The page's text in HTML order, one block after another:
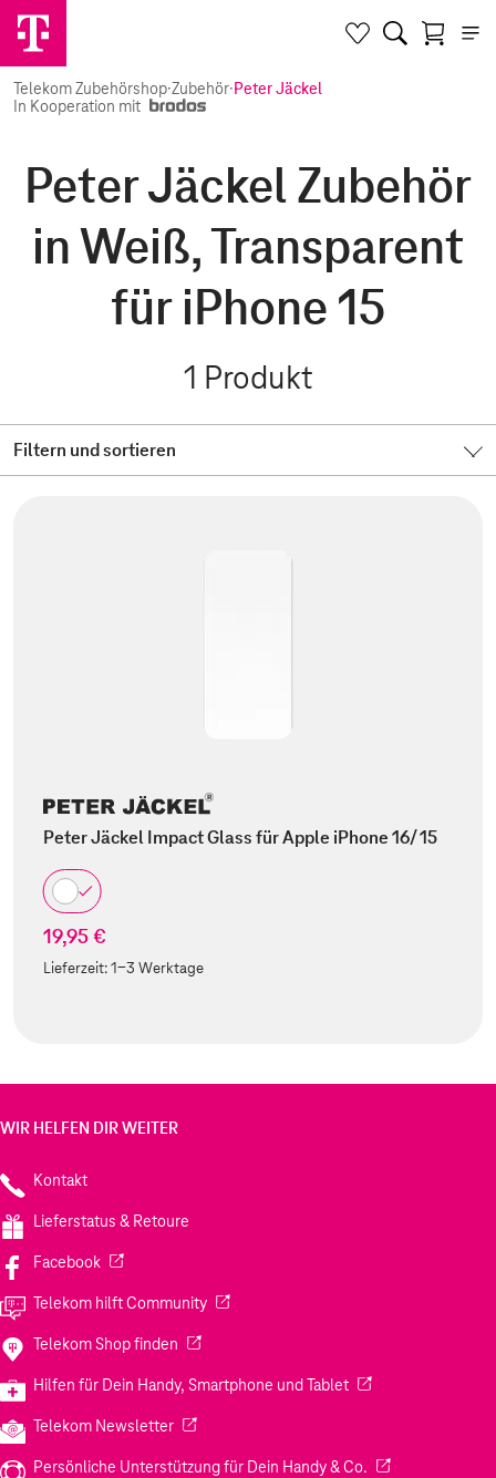
Telekom Zubehörshop·Zubehör·Peter Jäckel
In Kooperation mit
Peter Jäckel Zubehör
in Weiß, Transparent
für iPhone 15
1 Produkt
Filtern und sortieren
Peter Jäckel Impact Glass für Apple iPhone 16/ 15
19,95 €
Lieferzeit:1-3 Werktage
WIR HELFEN DIR WEITER
Kontakt
Lieferstatus & Retoure
Facebook(Wird in einem neuen Tab geöffnet)
Telekom hilft Community(Wird in einem neuen Tab geöffnet)
Telekom Shop finden (Wird in einem neuen Tab geöffnet)
Hilfen für Dein Handy, Smartphone und Tablet(Wird in einem
Telekom Newsletter(Wird in einem neuen Tab geöffnet)
Persönliche Unterstützung für Dein Handy & Co. (Wird in einem